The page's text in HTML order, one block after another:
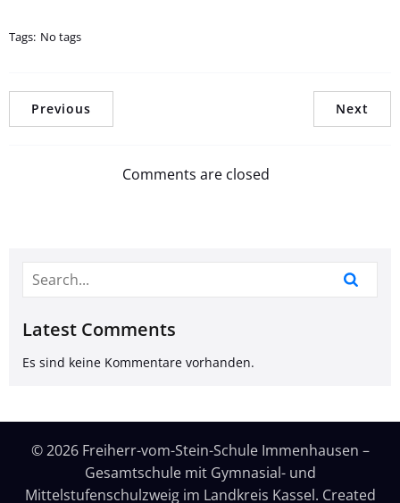
Tags: No tags
Previous Next
Comments are closed
Latest Comments
Es sind keine Kommentare vorhanden.
© 2026 Freiherr-vom-Stein-Schule Immenhausen –
Gesamtschule mit Gymnasial- und
Mittelstufenschulzweig im Landkreis Kassel. Created